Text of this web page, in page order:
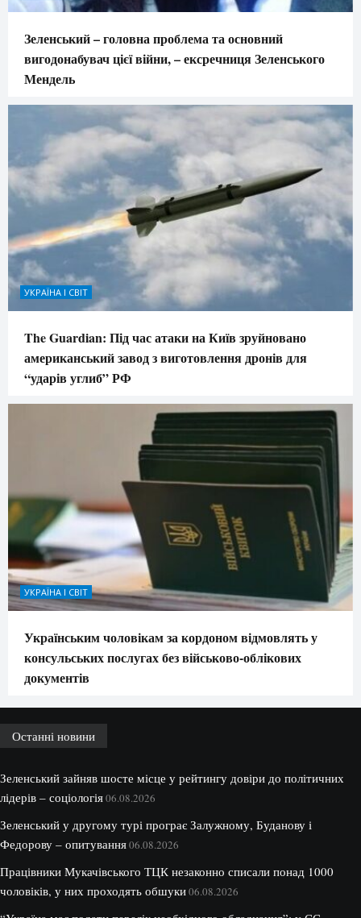
Зеленський – головна проблема та основний
вигодонабувач цієї війни, – ексречниця Зеленського
Мендель
УКРАЇНА І СВІТ
The Guardian: Під час атаки на Київ зруйновано
американський завод з виготовлення дронів для
“ударів углиб” РФ
УКРАЇНА І СВІТ
Українським чоловікам за кордоном відмовлять у
консульських послугах без військово-облікових
документів
Останні новини
Зеленський зайняв шосте місце у рейтингу довіри до політичних
лідерів – соціологія06.08.2026
Зеленський у другому турі програє Залужному, Буданову і
Федорову – опитування06.08.2026
Працівники Мукачівського ТЦК незаконно списали понад 1000
чоловіків, у них проходять обшуки06.08.2026